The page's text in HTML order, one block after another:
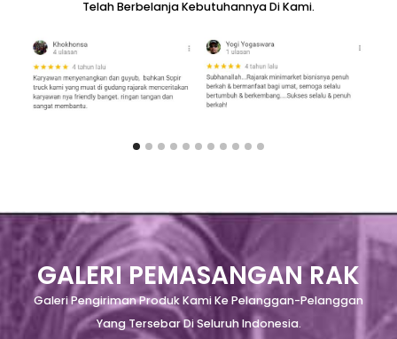
Telah Berbelanja Kebutuhannya Di Kami.
GALERI PEMASANGAN RAK
Galeri Pengiriman Produk Kami Ke Pelanggan-Pelanggan
Yang Tersebar Di Seluruh Indonesia.